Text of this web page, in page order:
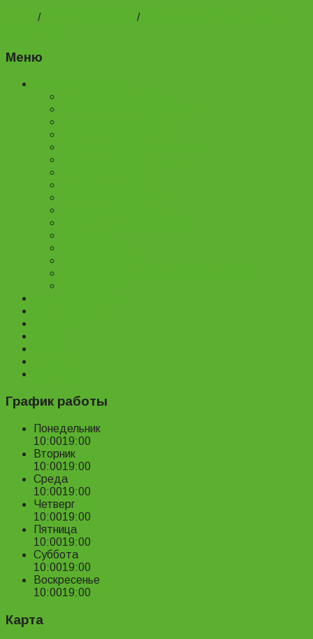
/ /
Меню
График работы
Понедельник
10:0019:00
Вторник
10:0019:00
Среда
10:0019:00
Четверг
10:0019:00
Пятница
10:0019:00
Суббота
10:0019:00
Воскресенье
10:0019:00
Карта